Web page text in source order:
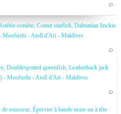
…
comète, Comet starfish, Dalmatian linckia
Moofushi - Atoll d'Ari - Maldives
…
Doublespotted queenfish, Leatherback jack
- Moofushi - Atoll d'Ari - Maldives
…
rousseur, Épervier à bande noire ou à tête